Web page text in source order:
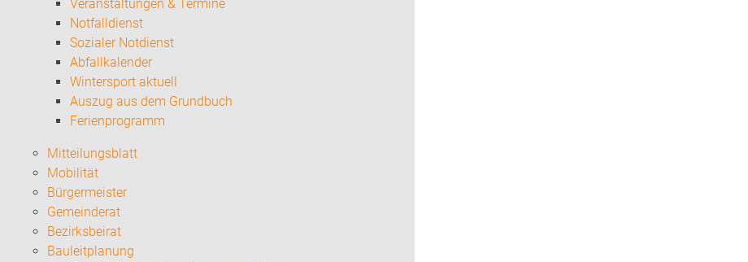
Veranstaltungen & Termine
Notfalldienst
Sozialer Notdienst
Abfallkalender
Wintersport aktuell
Auszug aus dem Grundbuch
Ferienprogramm
Mitteilungsblatt
Mobilität
Bürgermeister
Gemeinderat
Bezirksbeirat
Bauleitplanung